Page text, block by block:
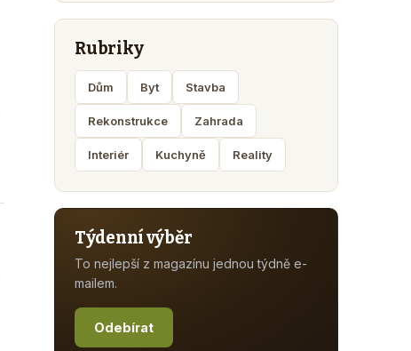
Rubriky
Dům Byt Stavba
Rekonstrukce Zahrada
Interiér Kuchyně Reality
Týdenní výběr
To nejlepší z magazínu jednou týdně e-
mailem.
Odebírat